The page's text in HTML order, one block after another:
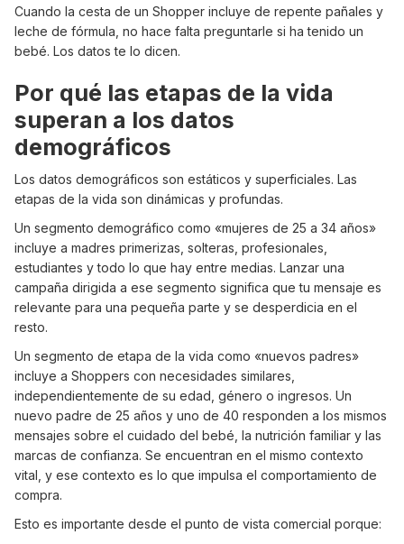
Cuando la cesta de un Shopper incluye de repente pañales y
leche de fórmula, no hace falta preguntarle si ha tenido un
bebé. Los datos te lo dicen.
Por qué las etapas de la vida
superan a los datos
demográficos
Los datos demográficos son estáticos y superficiales. Las
etapas de la vida son dinámicas y profundas.
Un segmento demográfico como «mujeres de 25 a 34 años»
incluye a madres primerizas, solteras, profesionales,
estudiantes y todo lo que hay entre medias. Lanzar una
campaña dirigida a ese segmento significa que tu mensaje es
relevante para una pequeña parte y se desperdicia en el
resto.
Un segmento de etapa de la vida como «nuevos padres»
incluye a Shoppers con necesidades similares,
independientemente de su edad, género o ingresos. Un
nuevo padre de 25 años y uno de 40 responden a los mismos
mensajes sobre el cuidado del bebé, la nutrición familiar y las
marcas de confianza. Se encuentran en el mismo contexto
vital, y ese contexto es lo que impulsa el comportamiento de
compra.
Esto es importante desde el punto de vista comercial porque: